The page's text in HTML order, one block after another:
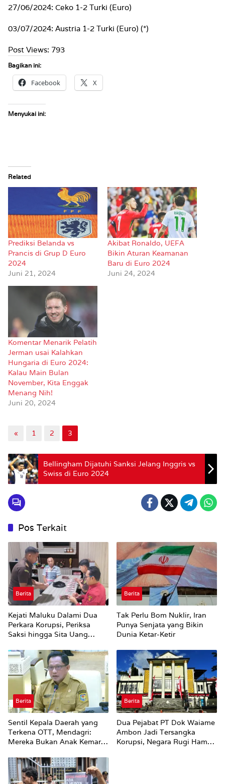
27/06/2024: Ceko 1-2 Turki (Euro)
03/07/2024: Austria 1-2 Turki (Euro) (*)
Post Views: 793
Bagikan ini:
Facebook X
Menyukai ini:
Related
Prediksi Belanda vs
Prancis di Grup D Euro
2024
Juni 21, 2024
Akibat Ronaldo, UEFA
Bikin Aturan Keamanan
Baru di Euro 2024
Juni 24, 2024
Komentar Menarik Pelatih
Jerman usai Kalahkan
Hungaria di Euro 2024:
Kalau Main Bulan
November, Kita Enggak
Menang Nih!
Juni 20, 2024
« 1 2 3
Bellingham Dijatuhi Sanksi Jelang Inggris vs
Swiss di Euro 2024
Pos Terkait
Berita
Kejati Maluku Dalami Dua
Perkara Korupsi, Periksa
Saksi hingga Sita Uang
Berita
Tak Perlu Bom Nuklir, Iran
Punya Senjata yang Bikin
Dunia Ketar-Ketir
Berita
Sentil Kepala Daerah yang
Terkena OTT, Mendagri:
Mereka Bukan Anak Kemarin
Berita
Dua Pejabat PT Dok Waiame
Ambon Jadi Tersangka
Korupsi, Negara Rugi Hampir